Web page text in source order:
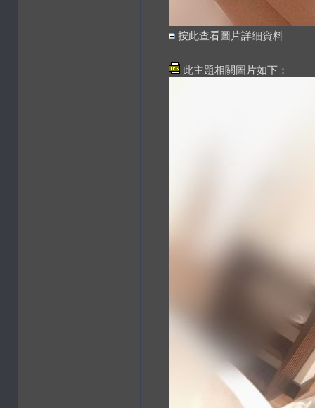
按此查看圖片詳細資料
此主題相關圖片如下：